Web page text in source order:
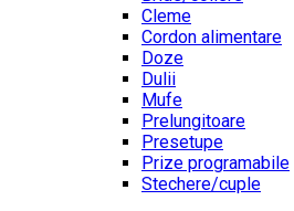
Cleme
Cordon alimentare
Doze
Dulii
Mufe
Prelungitoare
Presetupe
Prize programabile
Stechere/cuple